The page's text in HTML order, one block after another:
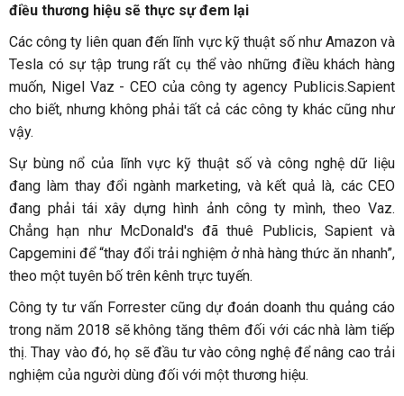
điều thương hiệu sẽ thực sự đem lại
Các công ty liên quan đến lĩnh vực kỹ thuật số như Amazon và
Tesla có sự tập trung rất cụ thể vào những điều khách hàng
muốn, Nigel Vaz - CEO của công ty agency Publicis.Sapient
cho biết, nhưng không phải tất cả các công ty khác cũng như
vậy.
Sự bùng nổ của lĩnh vực kỹ thuật số và công nghệ dữ liệu
đang làm thay đổi ngành marketing, và kết quả là, các CEO
đang phải tái xây dựng hình ảnh công ty mình, theo Vaz.
Chẳng hạn như McDonald's đã thuê Publicis, Sapient và
Capgemini để “thay đổi trải nghiệm ở nhà hàng thức ăn nhanh”,
theo một tuyên bố trên kênh trực tuyến.
Công ty tư vấn Forrester cũng dự đoán doanh thu quảng cáo
trong năm 2018 sẽ không tăng thêm đối với các nhà làm tiếp
thị. Thay vào đó, họ sẽ đầu tư vào công nghệ để nâng cao trải
nghiệm của người dùng đối với một thương hiệu.